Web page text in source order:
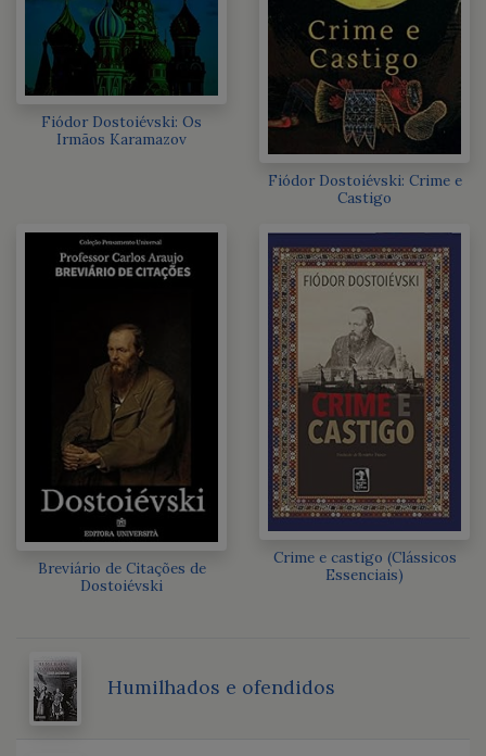
Fiódor Dostoiévski: Os
Irmãos Karamazov
Fiódor Dostoiévski: Crime e
Castigo
Breviário de Citações de
Dostoiévski
Crime e castigo (Clássicos
Essenciais)
Humilhados e ofendidos